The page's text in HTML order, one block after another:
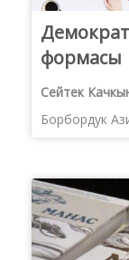
формасы
Сейтек
Борбордук